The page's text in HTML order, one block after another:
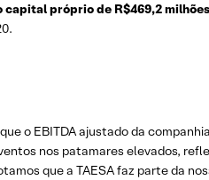
capital próprio de R$469,2 milhões
o EBITDA ajustado da
nos patamares elevados,
que a TAESA faz parte da